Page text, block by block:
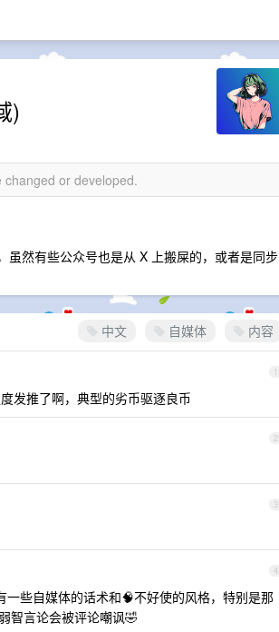
)
or developed.
然有些公众号也是从 X 上搬屎的，或者是同步
中文 自媒体 内容
1
发推了啊，典型的劣币驱逐良币
2
3
4
些自媒体的话术和🧠不好使的风格，特别是那
智言论会被评论嘲讽🤣